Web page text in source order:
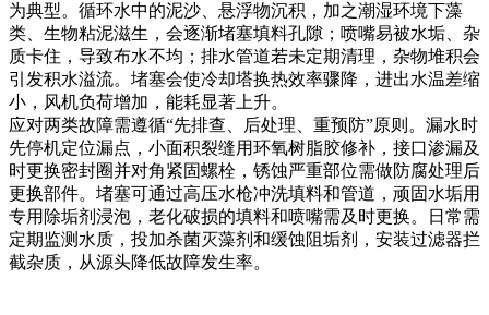
为典型。循环水中的泥沙、悬浮物沉积，加之潮湿环境下藻
类、生物粘泥滋生，会逐渐堵塞填料孔隙；喷嘴易被水垢、杂
质卡住，导致布水不均；排水管道若未定期清理，杂物堆积会
引发积水溢流。堵塞会使冷却塔换热效率骤降，进出水温差缩
小，风机负荷增加，能耗显著上升。
应对两类故障需遵循“先排查、后处理、重预防”原则。漏水时
先停机定位漏点，小面积裂缝用环氧树脂胶修补，接口渗漏及
时更换密封圈并对角紧固螺栓，锈蚀严重部位需做防腐处理后
更换部件。堵塞可通过高压水枪冲洗填料和管道，顽固水垢用
专用除垢剂浸泡，老化破损的填料和喷嘴需及时更换。日常需
定期监测水质，投加杀菌灭藻剂和缓蚀阻垢剂，安装过滤器拦
截杂质，从源头降低故障发生率。